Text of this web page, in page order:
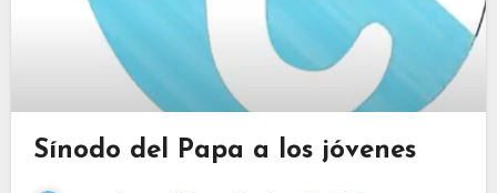
Sínodo del Papa a los jóvenes